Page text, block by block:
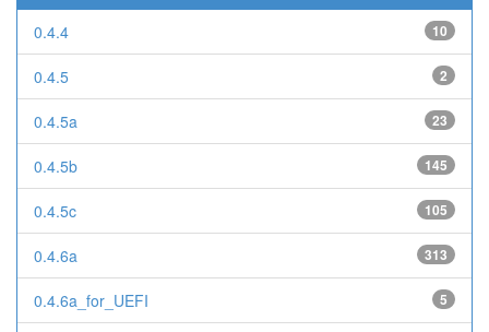
10
0.4.4
2
0.4.5
23
0.4.5a
145
0.4.5b
105
0.4.5c
313
0.4.6a
5
0.4.6a_for_UEFI